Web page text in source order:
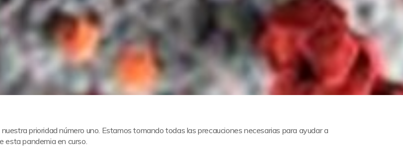
prioridad número uno. Estamos tomando todas las precauciones necesarias para ayudar a
esta pandemia en curso.